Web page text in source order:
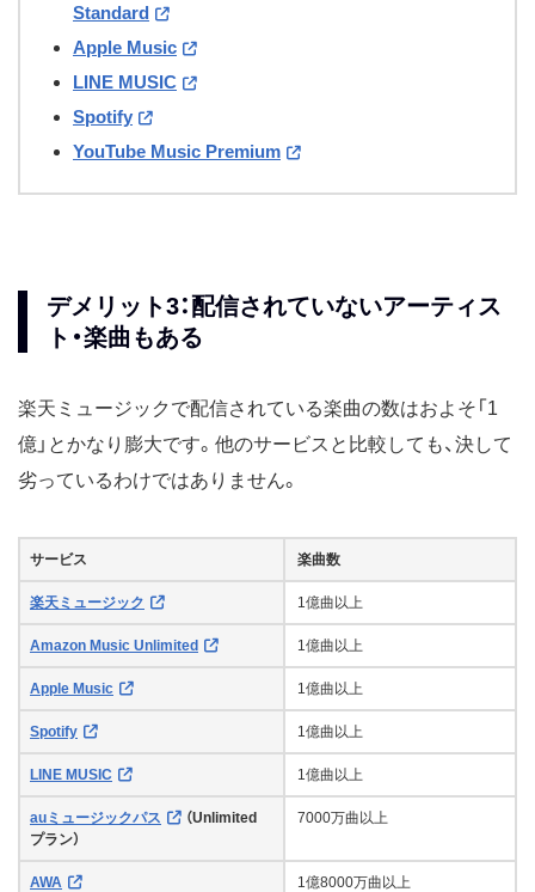
Standard
Apple Music
LINE MUSIC
Spotify
YouTube Music Premium
デメリット3：配信されていないアーティス
ト・楽曲もある
楽天ミュージックで配信されている楽曲の数はおよそ「1
億」とかなり膨大です。他のサービスと比較しても、決して
劣っているわけではありません。
サービス 楽曲数
楽天ミュージック 1億曲以上
Amazon Music Unlimited 1億曲以上
Apple Music 1億曲以上
Spotify 1億曲以上
LINE MUSIC 1億曲以上
auミュージックパス
（Unlimited
プラン）
7000万曲以上
AWA 1億8000万曲以上